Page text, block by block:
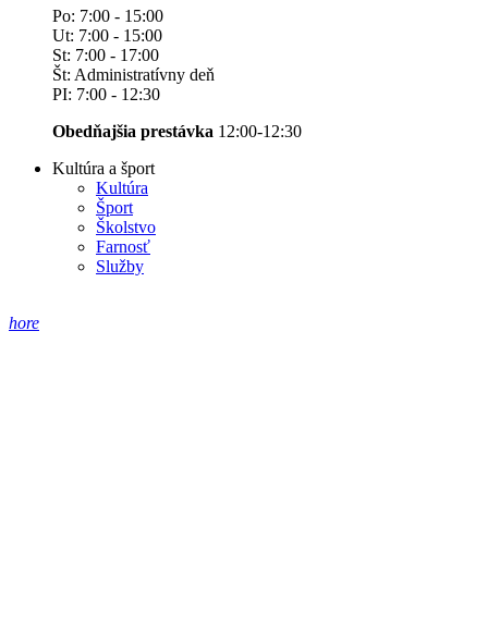
Po: 7:00 - 15:00
Ut: 7:00 - 15:00
St: 7:00 - 17:00
Št: Administratívny deň
PI: 7:00 - 12:30
Obedňajšia prestávka 12:00-12:30
Kultúra a šport
Kultúra
Šport
Školstvo
Farnosť
Služby
hore